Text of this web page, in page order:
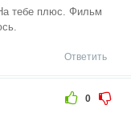
тебе плюс. Фильм
Ответить
0